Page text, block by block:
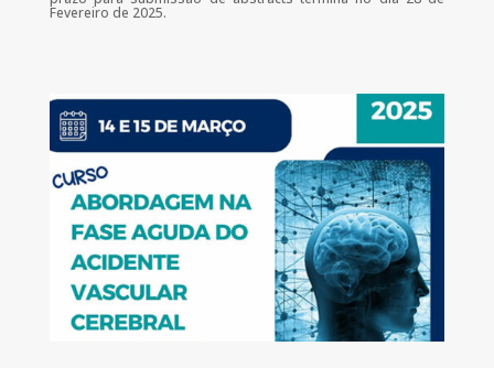
Fevereiro de 2025.